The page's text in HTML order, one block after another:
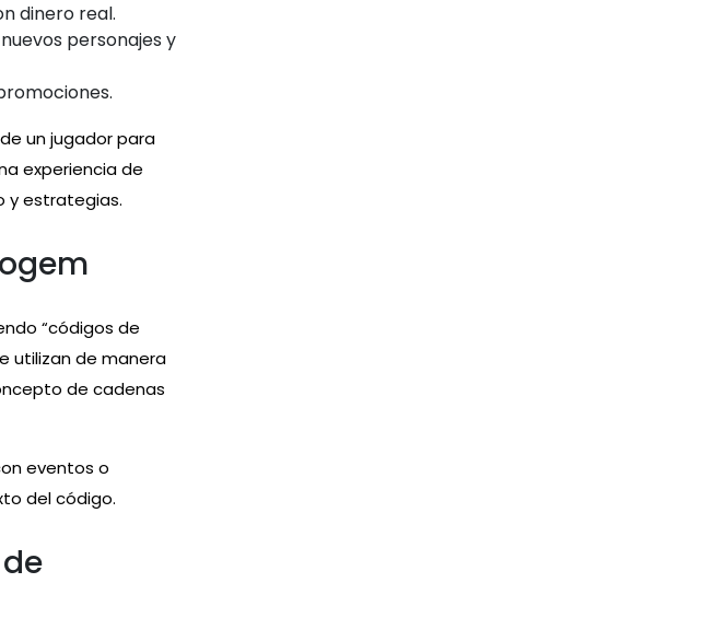
dinero real.
personajes y
un jugador para
experiencia de
y estrategias.
“códigos de
utilizan de manera
de cadenas
eventos o
del código.